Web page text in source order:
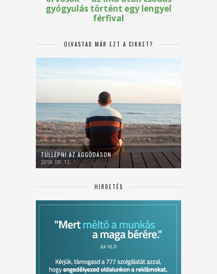
OLVASTAD MÁR EZT A CIKKET?
TÚLLÉPNI AZ AGGÓDÁSON
2018. 09. 12.
HIRDETÉS